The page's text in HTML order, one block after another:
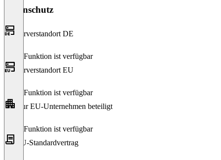
Datenschutz
Serverstandort DE
Diese Funktion ist verfügbar
Serverstandort EU
Diese Funktion ist verfügbar
Nur EU-Unternehmen beteiligt
Diese Funktion ist verfügbar
EU-Standardvertrag